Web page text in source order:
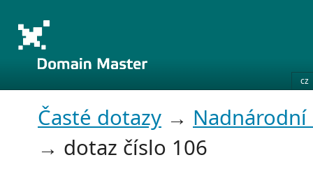
cz
Časté dotazy →
→ dotaz číslo 106